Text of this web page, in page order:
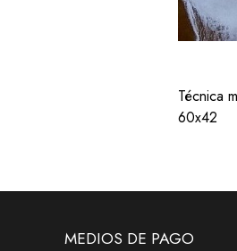
Técnica
60x42
MEDIOS DE PAGO